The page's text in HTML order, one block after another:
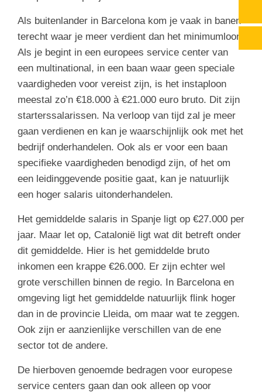
Als buitenlander in Barcelona kom je vaak in banen
terecht waar je meer verdient dan het minimumloon.
Als je begint in een europees service center van
een multinational, in een baan waar geen speciale
vaardigheden voor vereist zijn, is het instaploon
meestal zo’n €18.000 à €21.000 euro bruto. Dit zijn
starterssalarissen. Na verloop van tijd zal je meer
gaan verdienen en kan je waarschijnlijk ook met het
bedrijf onderhandelen. Ook als er voor een baan
specifieke vaardigheden benodigd zijn, of het om
een leidinggevende positie gaat, kan je natuurlijk
een hoger salaris uitonderhandelen.
Het gemiddelde salaris in Spanje ligt op €27.000 per
jaar. Maar let op, Catalonië ligt wat dit betreft onder
dit gemiddelde. Hier is het gemiddelde bruto
inkomen een krappe €26.000. Er zijn echter wel
grote verschillen binnen de regio. In Barcelona en
omgeving ligt het gemiddelde natuurlijk flink hoger
dan in de provincie Lleida, om maar wat te zeggen.
Ook zijn er aanzienlijke verschillen van de ene
sector tot de andere.
De hierboven genoemde bedragen voor europese
service centers gaan dan ook alleen op voor